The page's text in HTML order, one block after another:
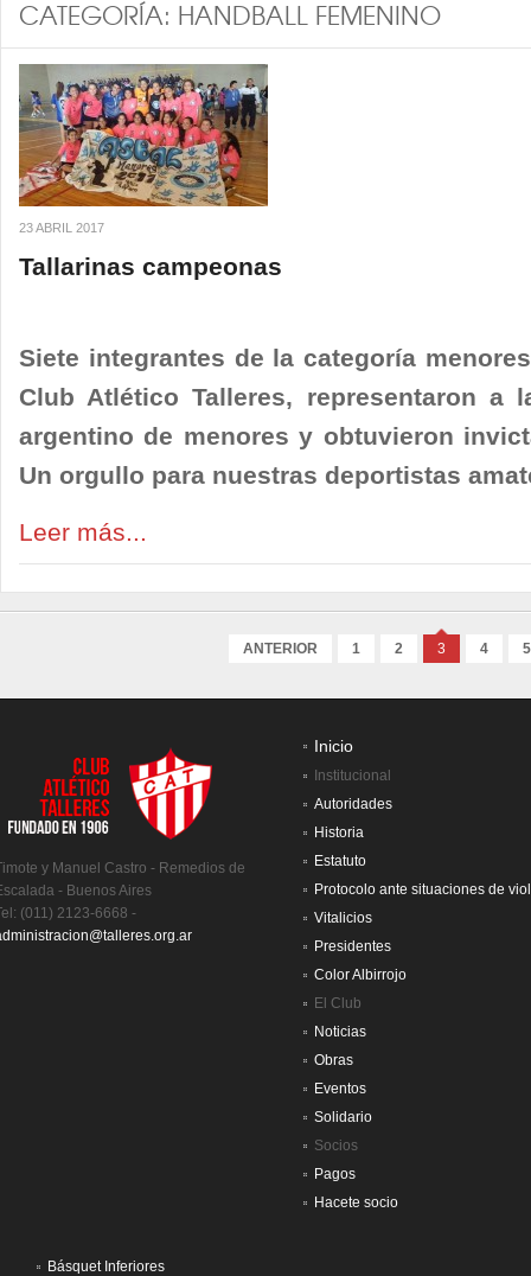
CATEGORÍA: HANDBALL FEMENINO
23 ABRIL 2017
Tallarinas campeonas
Siete integrantes de la categoría
Club Atlético Talleres, representaron a
argentino de menores y obtuvieron
Un orgullo para nuestras deportistas
Leer más...
ANTERIOR 1 2 3 4 5
y Manuel Castro - Remedios de
- Buenos Aires
(011) 2123-6668 -
Inicio
Institucional
Autoridades
Historia
Estatuto
Protocolo ante situaciones de
Vitalicios
Presidentes
Color Albirrojo
El Club
Noticias
Obras
Eventos
Solidario
Socios
Pagos
Hacete socio
Básquet Inferiores